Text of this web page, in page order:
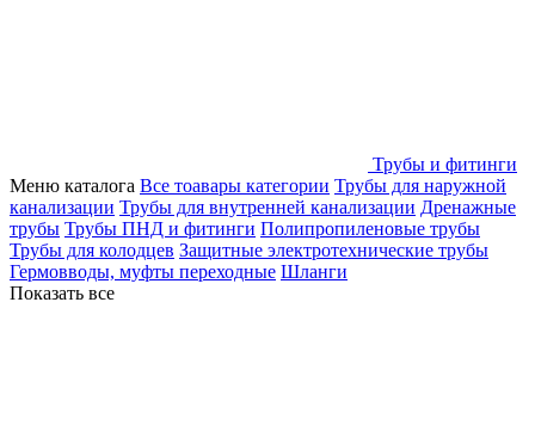
Трубы и фитинги
Меню каталога Все тоавары категории Трубы для наружной
канализации Трубы для внутренней канализации Дренажные
трубы Трубы ПНД и фитинги Полипропиленовые трубы
Трубы для колодцев Защитные электротехнические трубы
Гермовводы, муфты переходные Шланги
Показать все